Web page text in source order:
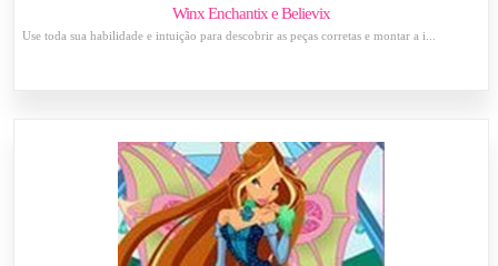
Winx Enchantix e Believix
Use toda sua habilidade e intuição para descobrir as peças corretas e montar a i...